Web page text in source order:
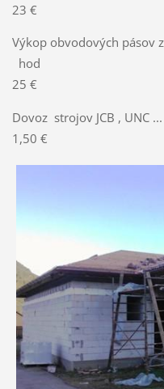
23 €
Výkop obvodových pásov
hod
25 €
Dovoz strojov JCB , UNC
1,50 €